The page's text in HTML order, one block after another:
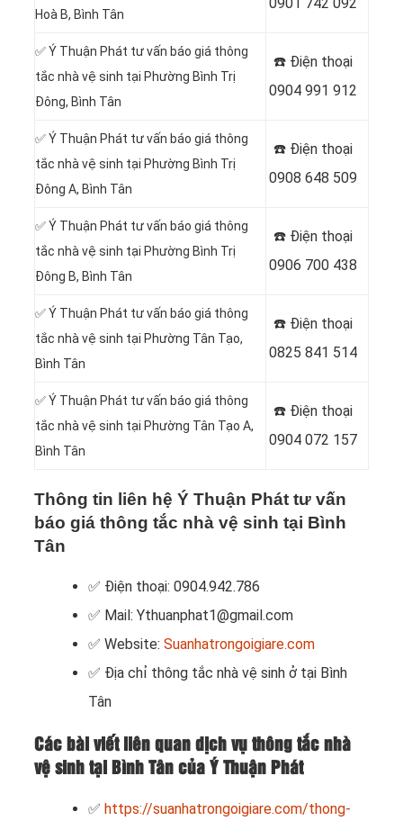
Hoà B, Bình Tân
✅ Ý Thuận Phát tư vấn báo giá thông
tắc nhà vệ sinh tại Phường Bình Trị
Đông, Bình Tân
☎️ Điện thoại
0904 991 912
✅ Ý Thuận Phát tư vấn báo giá thông
tắc nhà vệ sinh tại Phường Bình Trị
Đông A, Bình Tân
☎️ Điện thoại
0908 648 509
✅ Ý Thuận Phát tư vấn báo giá thông
tắc nhà vệ sinh tại Phường Bình Trị
Đông B, Bình Tân
☎️ Điện thoại
0906 700 438
✅ Ý Thuận Phát tư vấn báo giá thông
tắc nhà vệ sinh tại Phường Tân Tạo,
Bình Tân
☎️ Điện thoại
0825 841 514
✅ Ý Thuận Phát tư vấn báo giá thông
tắc nhà vệ sinh tại Phường Tân Tạo A,
Bình Tân
☎️ Điện thoại
0904 072 157
Thông tin liên hệ Ý Thuận Phát tư vấn
báo giá thông tắc nhà vệ sinh tại Bình
Tân
✅ Điện thoại: 0904.942.786
✅ Mail: Ythuanphat1@gmail.com
✅ Website: Suanhatrongoigiare.com
✅ Địa chỉ thông tắc nhà vệ sinh ở tại Bình
Tân
Các bài viết liên quan dịch vụ thông tắc nhà
vệ sinh tại Bình Tân của Ý Thuận Phát
✅ https://suanhatrongoigiare.com/thong-